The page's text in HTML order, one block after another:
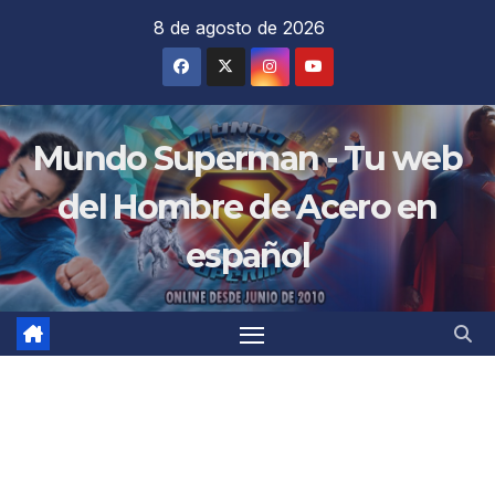
8 de agosto de 2026
Mundo Superman - Tu web
del Hombre de Acero en
español